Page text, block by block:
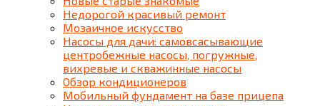
Недорогой красивый ремонт
Мозаичное искусство
Насосы для дачи: самовсасывающие
центробежные насосы, погружные,
вихревые и скважинные насосы
Обзор кондиционеров
Мобильный фундамент на базе прицепа